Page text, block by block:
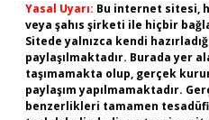
Yasal Uyarı: Bu internet sitesi,
veya şahıs şirketi ile hiçbir
Sitede yalnızca kendi
paylaşılmaktadır. Burada yer
taşımamakta olup, gerçek
paylaşım yapılmamaktadır.
benzerlikleri tamamen